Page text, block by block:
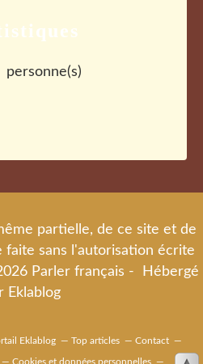
personne(s)
partielle, de ce site et de
faite sans l'autorisation écrite
Parler français - Hébergé
Eklablog
Eklablog Top articles Contact
Cookies et données personnelles